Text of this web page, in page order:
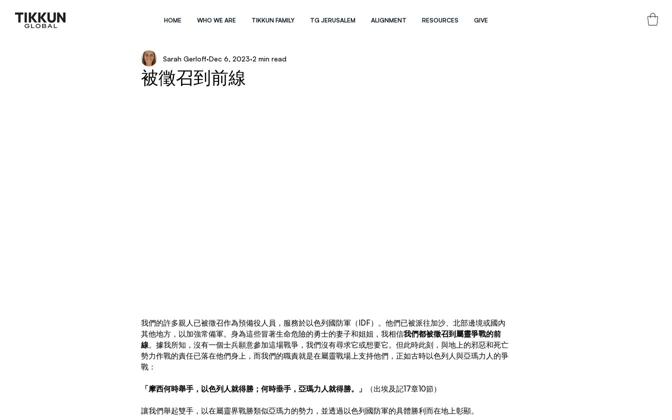
HOME WHO WE ARE TIKKUN FAMILY TG JERUSALEM ALIGNMENT RESOURCES GIVE
被徵召到前線
Sarah Gerloff Dec 6, 2023 2 min read
我們的許多親人已被徵召作為預備役人員，服務於以色列國防軍（IDF）。他們已被派往加沙、北部邊境或國內
其他地方，以加強常備軍。身為這些冒著生命危險的勇士的妻子和姐姐，我相信我們都被徵召到屬靈爭戰的前
線。據我所知，沒有一個士兵願意參加這場戰爭，我們沒有尋求它或想要它。但此時此刻，與地上的邪惡和死亡
勢力作戰的責任已落在他們身上，而我們的職責就是在屬靈戰場上支持他們，正如古時以色列人與亞瑪力人的爭
戰：
「摩西何時舉手，以色列人就得勝；何時垂手，亞瑪力人就得勝。」 （出埃及記17章10節）
讓我們舉起雙手，以在屬靈界戰勝類似亞瑪力的勢力，並透過以色列國防軍的具體勝利而在地上彰顯。